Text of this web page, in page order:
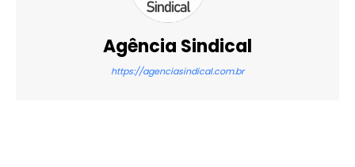
Agência Sindical
https://agenciasindical.com.br